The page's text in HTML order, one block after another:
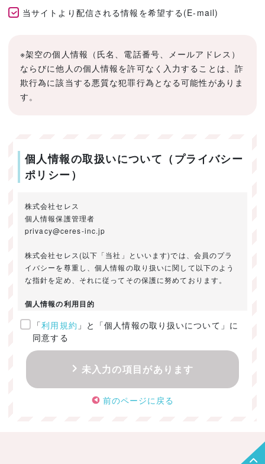
当サイトより配信される情報を希望する(E-mail)
※架空の個人情報（氏名、電話番号、メールアドレス）
ならびに他人の個人情報を許可なく入力することは、詐
欺行為に該当する悪質な犯罪行為となる可能性がありま
す。
個人情報の取扱いについて（プライバシー
ポリシー）
株式会社セレス
個人情報保護管理者
privacy@ceres-inc.jp
株式会社セレス(以下「当社」といいます)では、会員のプラ
イバシーを尊重し、個人情報の取り扱いに関して以下のよう
な指針を定め、それに従ってその保護に努めております。
個人情報の利用目的
ご提供いただきました個人情報は、以下のためにのみ利用い
たします。
・お問い合わせに対する回答及び資料送付のご連絡
・当社のお客様向けサービスの提供
・本人確認
・サービスの開発・改善のための分析
「利用規約 」と「個人情報の取り扱いについて」に
同意する
未入力の項目があります
前のページに戻る